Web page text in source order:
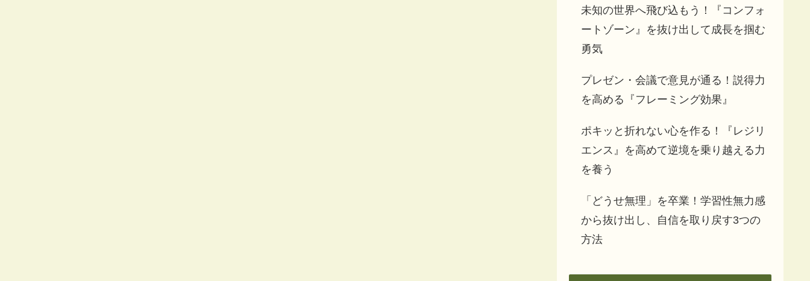
未知の世界へ飛び込もう！『コンフォ
ートゾーン』を抜け出して成長を掴む
勇気
プレゼン・会議で意見が通る！説得力
を高める『フレーミング効果』
ポキッと折れない心を作る！『レジリ
エンス』を高めて逆境を乗り越える力
を養う
「どうせ無理」を卒業！学習性無力感
から抜け出し、自信を取り戻す3つの
方法